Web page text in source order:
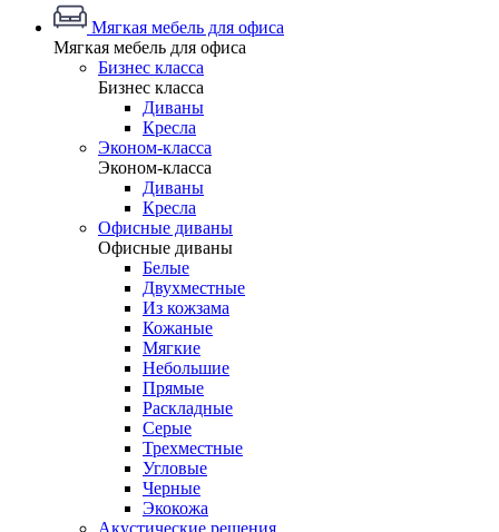
Мягкая мебель для офиса
Мягкая мебель для офиса
Бизнес класса
Бизнес класса
Диваны
Кресла
Эконом-класса
Эконом-класса
Диваны
Кресла
Офисные диваны
Офисные диваны
Белые
Двухместные
Из кожзама
Кожаные
Мягкие
Небольшие
Прямые
Раскладные
Серые
Трехместные
Угловые
Черные
Экокожа
Акустические решения